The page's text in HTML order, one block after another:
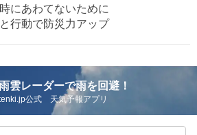
にあわてないために
行動で防災力アップ
雲レーダーで雨を回避！
公式 天気予報アプリ